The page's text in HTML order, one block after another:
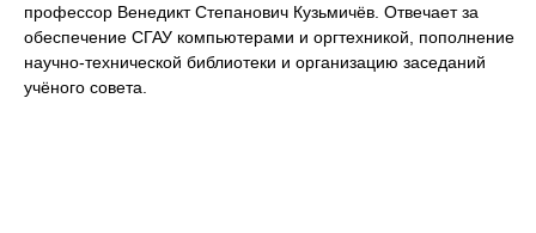
профессор Венедикт Степанович Кузьмичёв. Отвечает за
обеспечение СГАУ компьютерами и оргтехникой, пополнение
научно-технической библиотеки и организацию заседаний
учёного совета.